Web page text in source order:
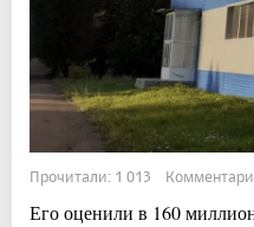
Прочитали: 1 013
Его оценили в 160